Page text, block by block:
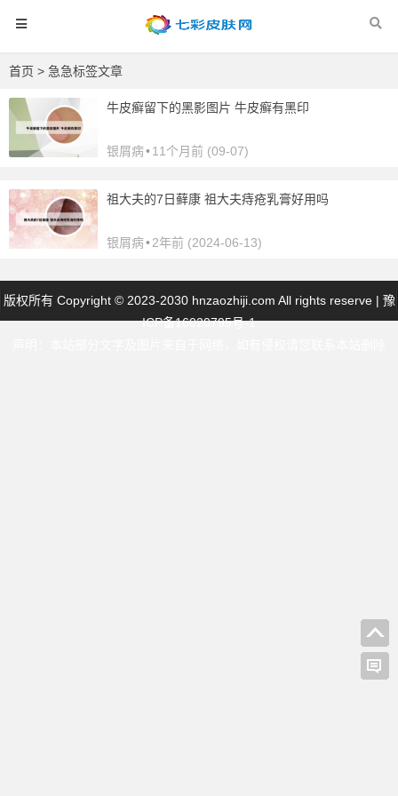
首页 > 急急标签文章
牛皮癣留下的黑影图片 牛皮癣有黑印
银屑病•11个月前 (09-07)
祖大夫的7日藓康 祖大夫痔疮乳膏好用吗
银屑病•2年前 (2024-06-13)
版权所有 Copyright © 2023-2030 hnzaozhiji.com All rights reserve | 豫
ICP备16020795号-1